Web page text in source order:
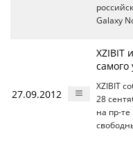
Galaxy
27.09.2012
XZIBIT
самого
XZIBIT
28
на пр-те